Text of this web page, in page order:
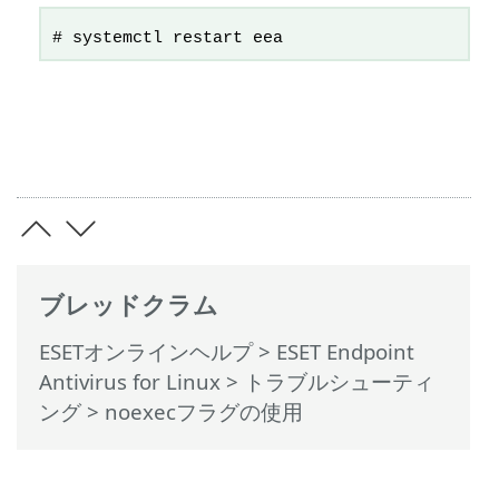
ブレッドクラム
ESETオンラインヘルプ> ESET Endpoint
Antivirus for Linux > トラブルシューティ
ング > noexecフラグの使用
# systemctl restart eea